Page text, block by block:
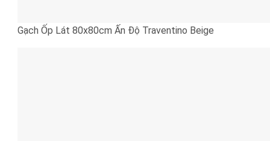
Gạch Ốp Lát 80x80cm Ấn Độ Traventino Beige